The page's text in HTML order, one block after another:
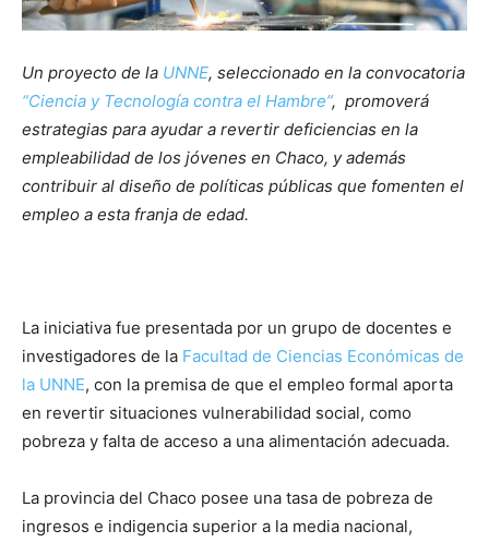
Un proyecto de la UNNE, seleccionado en la convocatoria
“Ciencia y Tecnología contra el Hambre”, promoverá
estrategias para ayudar a revertir deficiencias en la
empleabilidad de los jóvenes en Chaco, y además
contribuir al diseño de políticas públicas que fomenten el
empleo a esta franja de edad.
La iniciativa fue presentada por un grupo de docentes e
investigadores de la Facultad de Ciencias Económicas de
la UNNE, con la premisa de que el empleo formal aporta
en revertir situaciones vulnerabilidad social, como
pobreza y falta de acceso a una alimentación adecuada.
La provincia del Chaco posee una tasa de pobreza de
ingresos e indigencia superior a la media nacional,